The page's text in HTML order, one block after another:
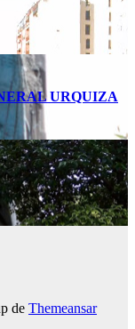
URQUIZA
de Themeansar